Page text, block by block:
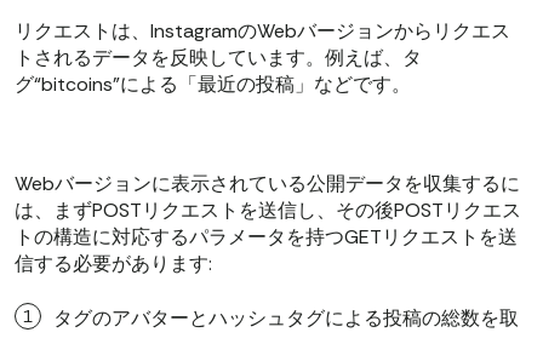
リクエストは、InstagramのWebバージョンからリクエス
トされるデータを反映しています。例えば、タ
グ“bitcoins”による「最近の投稿」などです。
Webバージョンに表示されている公開データを収集するに
は、まずPOSTリクエストを送信し、その後POSTリクエス
トの構造に対応するパラメータを持つGETリクエストを送
信する必要があります:
タグのアバターとハッシュタグによる投稿の総数を取